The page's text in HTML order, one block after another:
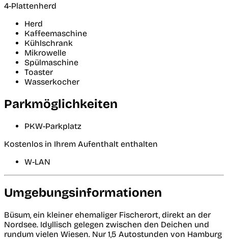
4-Plattenherd
Herd
Kaffeemaschine
Kühlschrank
Mikrowelle
Spülmaschine
Toaster
Wasserkocher
Parkmöglichkeiten
PKW-Parkplatz
Kostenlos in Ihrem Aufenthalt enthalten
W-LAN
Umgebungsinformationen
Büsum, ein kleiner ehemaliger Fischerort, direkt an der
Nordsee. Idyllisch gelegen zwischen den Deichen und
rundum vielen Wiesen. Nur 1,5 Autostunden von Hamburg